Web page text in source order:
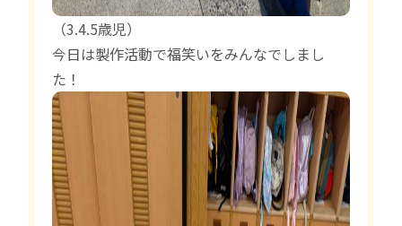
（3.4.5歳児）
今日は製作活動で福笑いをみんなでしまし
た！